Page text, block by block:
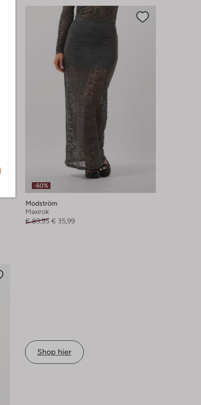
-60%
Modström
Maxirok
€ 89,95 € 35,99
Shop hier